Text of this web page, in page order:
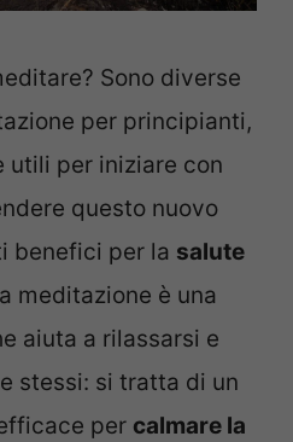
Sono diverse
per principianti,
utili per iniziare con
questo nuovo
benefici per la salute
meditazione è una
aiuta a rilassarsi e
stessi: si tratta di un
per calmare la